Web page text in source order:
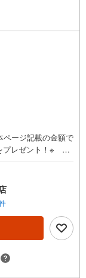
ページ記載の金額で
プレゼント！※ 条
田線『豊四季』駅
田小学校まで徒歩9
広々24.2帖■リ
■家事の捗る食洗
の小物もまとめて
洗濯物や布団がたく
台分●お客様の笑顔